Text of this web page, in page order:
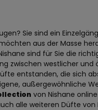
Sie sind ein
aus der Masse
sind für Sie die
zwischen westlicher
entstanden, die sich
außergewöhnliche
von Nishane
alle weiteren Düfte von